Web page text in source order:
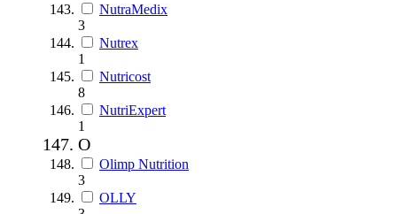
NutraMedix
3
Nutrex
1
Nutricost
8
NutriExpert
1
O
Olimp Nutrition
3
OLLY